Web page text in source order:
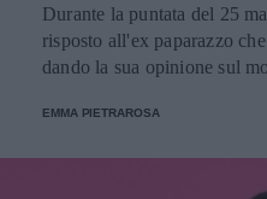
Durante la puntata del 25
risposto all'ex paparazzo
dando la sua opinione sul
EMMA PIETRAROSA